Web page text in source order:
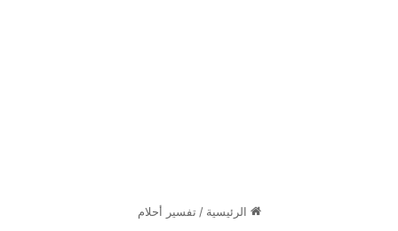
الرئيسية / تفسير أحلام